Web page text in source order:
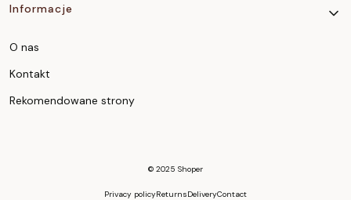
Informacje
O nas
Kontakt
Rekomendowane strony
© 2025 Shoper
Privacy policyReturnsDeliveryContact